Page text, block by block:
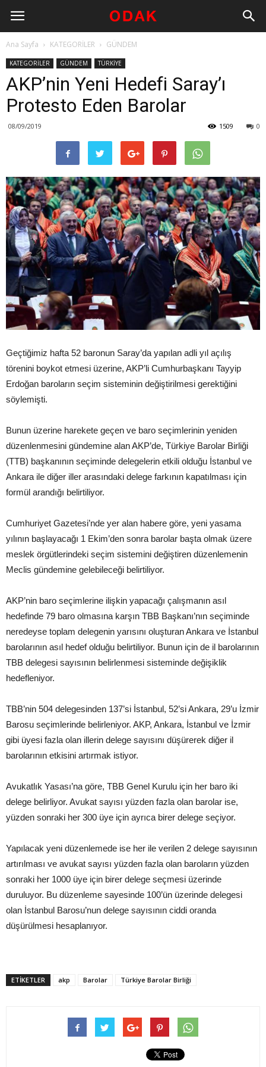
Ana Sayfa KATEGORİLER GÜNDEM
KATEGORİLER GÜNDEM TÜRKİYE
AKP’nin Yeni Hedefi Saray’ı
Protesto Eden Barolar
08/09/2019 0
1509
Geçtiğimiz hafta 52 baronun Saray’da yapılan adli yıl açılış
törenini boykot etmesi üzerine, AKP’li Cumhurbaşkanı Tayyip
Erdoğan baroların seçim sisteminin değiştirilmesi gerektiğini
söylemişti.
Bunun üzerine harekete geçen ve baro seçimlerinin yeniden
düzenlenmesini gündemine alan AKP’de, Türkiye Barolar Birliği
(TTB) başkanının seçiminde delegelerin etkili olduğu İstanbul ve
Ankara ile diğer iller arasındaki delege farkının kapatılması için
formül arandığı belirtiliyor.
Cumhuriyet Gazetesi’nde yer alan habere göre, yeni yasama
yılının başlayacağı 1 Ekim’den sonra barolar başta olmak üzere
meslek örgütlerindeki seçim sistemini değiştiren düzenlemenin
Meclis gündemine gelebileceği belirtiliyor.
AKP’nin baro seçimlerine ilişkin yapacağı çalışmanın asıl
hedefinde 79 baro olmasına karşın TBB Başkanı’nın seçiminde
neredeyse toplam delegenin yarısını oluşturan Ankara ve İstanbul
barolarının asıl hedef olduğu belirtiliyor. Bunun için de il barolarının
TBB delegesi sayısının belirlenmesi sisteminde değişiklik
hedefleniyor.
TBB’nin 504 delegesinden 137’si İstanbul, 52’si Ankara, 29’u İzmir
Barosu seçimlerinde belirleniyor. AKP, Ankara, İstanbul ve İzmir
gibi üyesi fazla olan illerin delege sayısını düşürerek diğer il
barolarının etkisini artırmak istiyor.
Avukatlık Yasası’na göre, TBB Genel Kurulu için her baro iki
delege belirliyor. Avukat sayısı yüzden fazla olan barolar ise,
yüzden sonraki her 300 üye için ayrıca birer delege seçiyor.
Yapılacak yeni düzenlemede ise her ile verilen 2 delege sayısının
artırılması ve avukat sayısı yüzden fazla olan baroların yüzden
sonraki her 1000 üye için birer delege seçmesi üzerinde
duruluyor. Bu düzenleme sayesinde 100’ün üzerinde delegesi
olan İstanbul Barosu’nun delege sayısının ciddi oranda
düşürülmesi hesaplanıyor.
ETIKETLER akp Barolar Türkiye Barolar Birliği